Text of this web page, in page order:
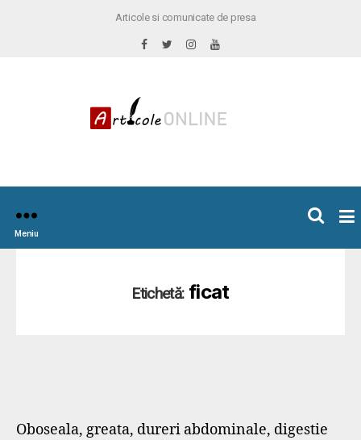
Articole si comunicate de presa
Meniu
Etichetă: ficat
Oboseala, greata, dureri abdominale, digestie